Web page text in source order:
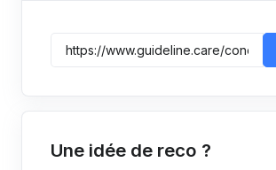
Une idée de reco ?